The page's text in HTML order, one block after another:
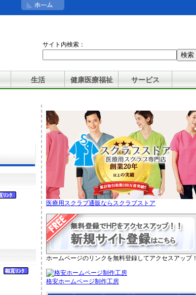
サイト内検索：
生活 健康医療福祉 サービス
医療用スクラブ通販ならスクラブストア
ホームページのリンクを無料登録してアクセスアップ！
格安ホームページ制作工房